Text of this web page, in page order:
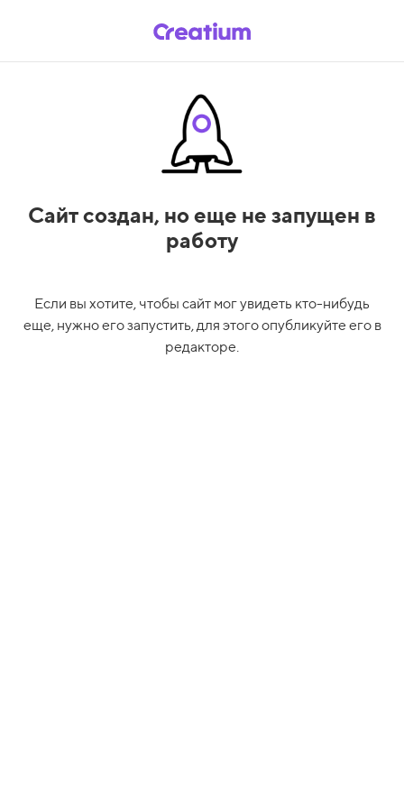
Сайт создан, но еще не запущен в
работу
Если вы хотите, чтобы сайт мог увидеть кто-нибудь
еще, нужно его запустить, для этого опубликуйте его в
редакторе.